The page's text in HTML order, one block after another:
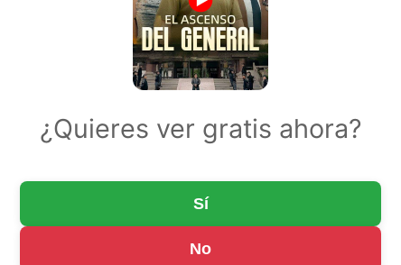
¿Quieres ver gratis ahora?
Sí
No